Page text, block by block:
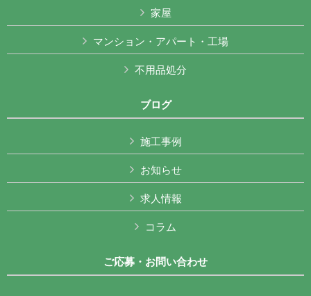
家屋
マンション・アパート・工場
不用品処分
ブログ
施工事例
お知らせ
求人情報
コラム
ご応募・お問い合わせ